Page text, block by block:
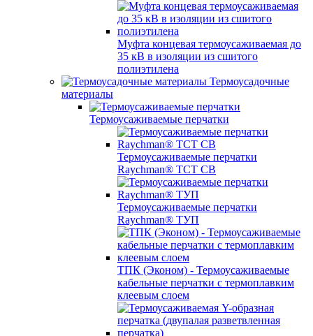
Муфта концевая термоусаживаемая до
35 кВ в изоляции из сшитого
полиэтилена
Термоусадочные
материалы
Термоусаживаемые перчатки
Термоусаживаемые перчатки
Raychman® TCT CB
Термоусаживаемые перчатки
Raychman® ТУП
ТПК (Эконом) - Термоусаживаемые
кабельные перчатки с термоплавким
клеевым слоем